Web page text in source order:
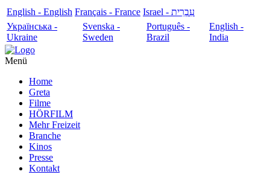
English - English Français - France
עִבְרִית - Israel
Українська -
Ukraine
Svenska -
Sweden
Português -
Brazil
English -
India
Menü
Home
Greta
Filme
HÖRFILM
Mehr Freizeit
Branche
Kinos
Presse
Kontakt